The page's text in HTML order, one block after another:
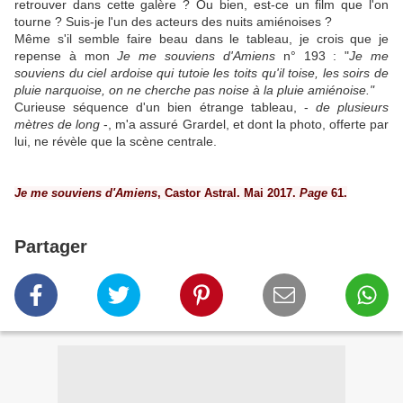
retrouver dans cette galère ? Ou bien, est-ce un film que l'on
tourne ? Suis-je l'un des acteurs des nuits amiénoises ?
Même s'il semble faire beau dans le tableau, je crois que je
repense à monJe me souviens d'Amiens n° 193 : "Je me
souviens du ciel ardoise qui tutoie les toits qu'il toise, les soirs de
pluie narquoise, on ne cherche pas noise à la pluie amiénoise."
Curieuse séquence d'un bien étrange tableau, - de plusieurs
mètres de long-, m'a assuré Grardel, et dont la photo, offerte par
lui, ne révèle que la scène centrale.
Je me souviens d'Amiens, Castor Astral. Mai 2017. Page 61.
Partager